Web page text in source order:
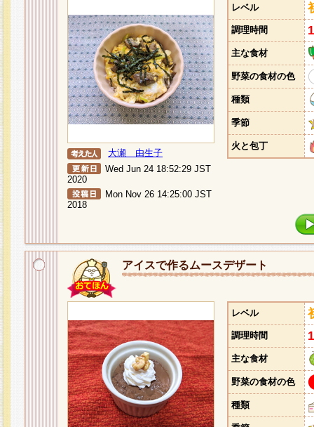
大瀬 由生子
Wed Jun 24 18:52:29 JST
2020
Mon Nov 26 14:25:00 JST
2018
レベル
調理時間
主な食材
野菜の食材の色
種類
季節
火と包丁
アイスで作るムースデザート
レベル
調理時間
主な食材
野菜の食材の色
種類